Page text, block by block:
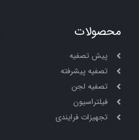
محصولات
پیش تصفیه
تصفیه پیشرفته
تصفیه لجن
فیلتراسیون
تجهیزات فرایندی